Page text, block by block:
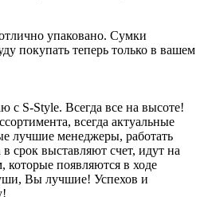
упаковано. Сумки
покупать теперь только в вашем
с S-Style. Всегда все на высоте!
всегда актуальные
лучшие менеджеры, работать
в срок выставляют счет, идут на
которые появляются в ходе
Вы лучшие! Успехов и